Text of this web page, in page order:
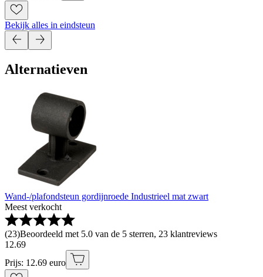
Bekijk alles in eindsteun
Alternatieven
Wand-/plafondsteun gordijnroede Industrieel mat zwart
Meest verkocht
(23)Beoordeeld met 5.0 van de 5 sterren, 23 klantreviews
12.69
Prijs: 12.69 euro